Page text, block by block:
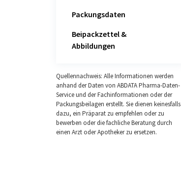
Packungsdaten
Beipackzettel &
Abbildungen
Quellennachweis: Alle Informationen werden
anhand der Daten von ABDATA Pharma-Daten-
Service und der Fachinformationen oder der
Packungsbeilagen erstellt. Sie dienen keinesfalls
dazu, ein Präparat zu empfehlen oder zu
bewerben oder die fachliche Beratung durch
einen Arzt oder Apotheker zu ersetzen.